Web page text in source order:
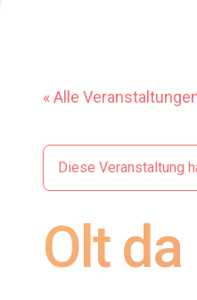
« Alle
Diese Veranstaltung
Olt